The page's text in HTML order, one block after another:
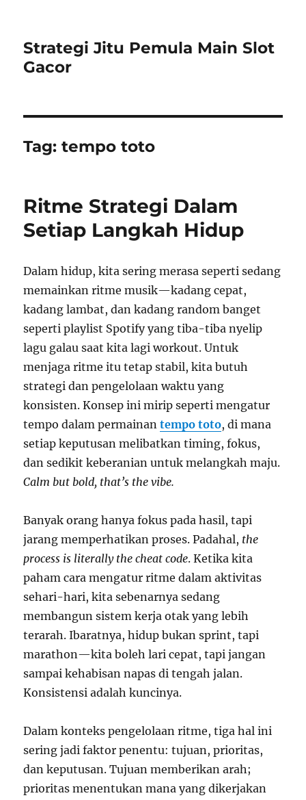
Strategi Jitu Pemula Main Slot
Gacor
Tag:tempo toto
Ritme Strategi Dalam
Setiap Langkah Hidup
Dalam hidup, kita sering merasa seperti sedang
memainkan ritme musik—kadang cepat,
kadang lambat, dan kadang random banget
seperti playlist Spotify yang tiba-tiba nyelip
lagu galau saat kita lagi workout. Untuk
menjaga ritme itu tetap stabil, kita butuh
strategi dan pengelolaan waktu yang
konsisten. Konsep ini mirip seperti mengatur
tempo dalam permainantempo toto, di mana
setiap keputusan melibatkan timing, fokus,
dan sedikit keberanian untuk melangkah maju.
Calm but bold, that’s the vibe.
Banyak orang hanya fokus pada hasil, tapi
jarang memperhatikan proses. Padahal, the
process is literally the cheat code. Ketika kita
paham cara mengatur ritme dalam aktivitas
sehari-hari, kita sebenarnya sedang
membangun sistem kerja otak yang lebih
terarah. Ibaratnya, hidup bukan sprint, tapi
marathon—kita boleh lari cepat, tapi jangan
sampai kehabisan napas di tengah jalan.
Konsistensi adalah kuncinya.
Dalam konteks pengelolaan ritme, tiga hal ini
sering jadi faktor penentu: tujuan, prioritas,
dan keputusan. Tujuan memberikan arah;
prioritas menentukan mana yang dikerjakan